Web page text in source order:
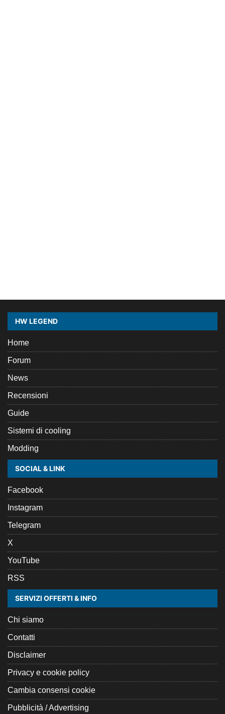
HW LEGEND
Home
Forum
News
Recensioni
Guide
Sistemi di cooling
Modding
SOCIAL & LINK
Facebook
Instagram
Telegram
X
YouTube
RSS
SERVIZI OFFERTI & INFO
Chi siamo
Contatti
Disclaimer
Privacy e cookie policy
Cambia consensi cookie
Pubblicità / Advertising